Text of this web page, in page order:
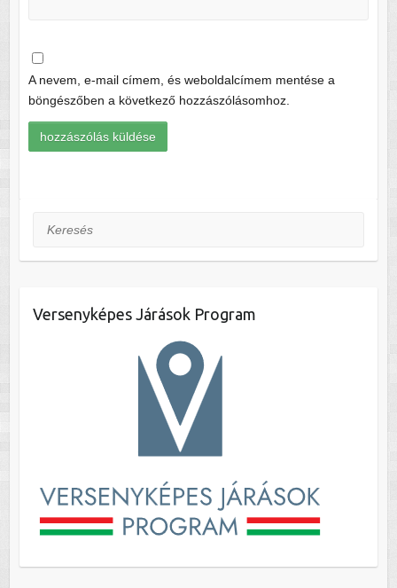
A nevem, e-mail címem, és weboldalcímem mentése a
böngészőben a következő hozzászólásomhoz.
Keresés
Versenyképes Járások Program